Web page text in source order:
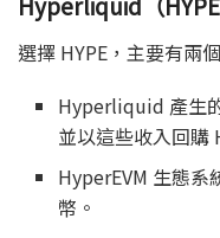
選擇 HYPE，主要有兩
Hyperliquid 產生
並以這些收入回購
HyperEVM 生態系
幣。